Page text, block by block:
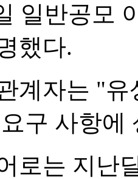
일반공모
했다.
계자는 "
구 사항
로는 지난